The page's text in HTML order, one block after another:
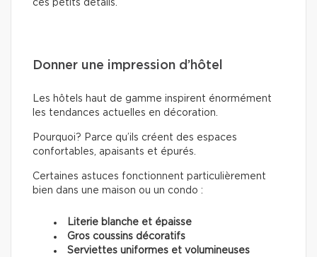
ces petits détails.
Donner une impression d’hôtel
Les hôtels haut de gamme inspirent énormément
les tendances actuelles en décoration.
Pourquoi? Parce qu’ils créent des espaces
confortables, apaisants et épurés.
Certaines astuces fonctionnent particulièrement
bien dans une maison ou un condo :
Literie blanche et épaisse
Gros coussins décoratifs
Serviettes uniformes et volumineuses